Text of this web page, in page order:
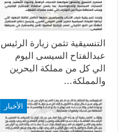
التنسيقية تثمن زيارة الرئيس
عبدالفتاح السيسى اليوم
الي كل من مملكة البحرين
والمملكة…
الأخبار